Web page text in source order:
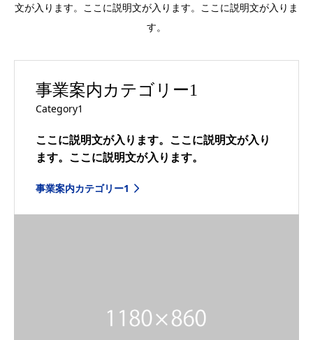
文が入ります。ここに説明文が入ります。ここに説明文が入りま
す。
事業案内カテゴリー1
Category1
ここに説明文が入ります。ここに説明文が入り
ます。ここに説明文が入ります。
事業案内カテゴリー1